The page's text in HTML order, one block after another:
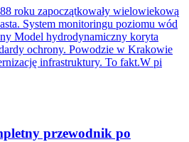
roku zapoczątkowały wielowiekową
System monitoringu poziomu wód
Model hydrodynamiczny koryta
ochrony. Powodzie w Krakowie
infrastruktury. To fakt.W pi
przewodnik po